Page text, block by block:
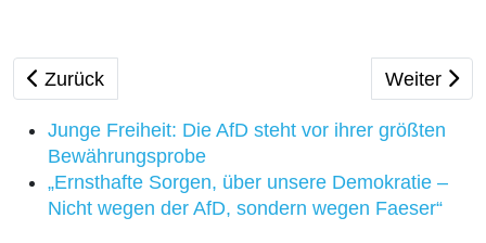
Vorheriger Beitrag: Muttertag – mehr als nur ein
Zurück Nächster
Weiter
Junge Freiheit: Die AfD steht vor ihrer größten
Bewährungsprobe
„Ernsthafte Sorgen, über unsere Demokratie –
Nicht wegen der AfD, sondern wegen Faeser“